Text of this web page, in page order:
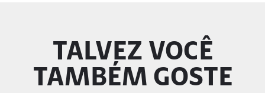
TALVEZ VOCÊ
TAMBÉM GOSTE